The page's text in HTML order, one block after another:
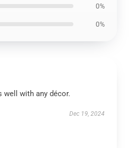
0%
0%
well with any décor.
Dec 19, 2024